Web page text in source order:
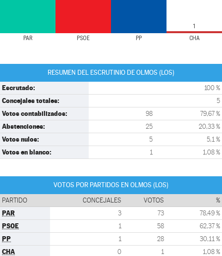
PAR PSOE PP CHA
1
RESUMEN DEL ESCRUTINIO DE OLMOS (LOS)
Escrutado: 100 %
Concejales totales: 5
Votos contabilizados: 98 79,67 %
Abstenciones: 25 20,33 %
Votos nulos: 5 5,1 %
Votos en blanco: 1 1,08 %
VOTOS POR PARTIDOS EN OLMOS (LOS)
PARTIDO CONCEJALES VOTOS %
PAR 3 73 78,49 %
PSOE 1 58 62,37 %
PP 1 28 30,11 %
CHA 0 1 1,08 %